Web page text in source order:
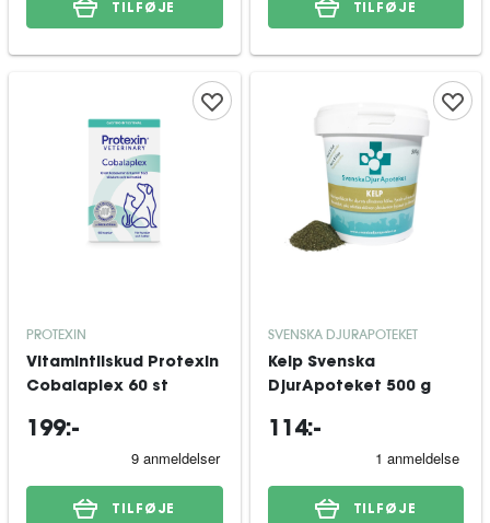
TILFØJE TILFØJE
PROTEXIN
Vitamintilskud Protexin
Cobalaplex 60 st
199:-
TILFØJE
SVENSKA DJURAPOTEKET
Kelp Svenska
DjurApoteket 500 g
114:-
TILFØJE